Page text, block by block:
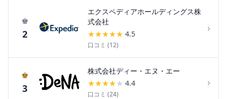
♚
2
エクスペディアホールディングス株
式会社
★★★★★ 4.5
口コミ (12)
›
♚
3
株式会社ディー・エヌ・エー
★★★★★ 4.4
口コミ (24)
›